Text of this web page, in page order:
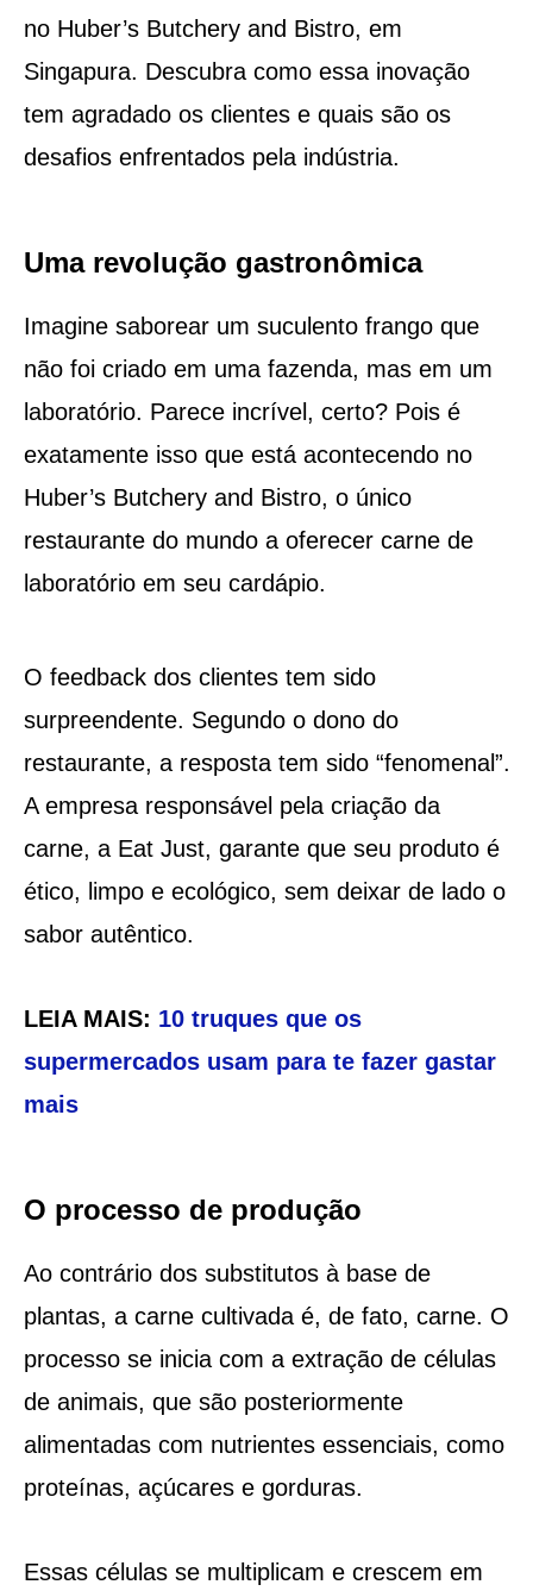
no Huber’s Butchery and Bistro, em
Singapura. Descubra como essa inovação
tem agradado os clientes e quais são os
desafios enfrentados pela indústria.
Uma revolução gastronômica
Imagine saborear um suculento frango que
não foi criado em uma fazenda, mas em um
laboratório. Parece incrível, certo? Pois é
exatamente isso que está acontecendo no
Huber’s Butchery and Bistro, o único
restaurante do mundo a oferecer carne de
laboratório em seu cardápio.
O feedback dos clientes tem sido
surpreendente. Segundo o dono do
restaurante, a resposta tem sido “fenomenal”.
A empresa responsável pela criação da
carne, a Eat Just, garante que seu produto é
ético, limpo e ecológico, sem deixar de lado o
sabor autêntico.
LEIA MAIS: 10 truques que os
supermercados usam para te fazer gastar
mais
O processo de produção
Ao contrário dos substitutos à base de
plantas, a carne cultivada é, de fato, carne. O
processo se inicia com a extração de células
de animais, que são posteriormente
alimentadas com nutrientes essenciais, como
proteínas, açúcares e gorduras.
Essas células se multiplicam e crescem em